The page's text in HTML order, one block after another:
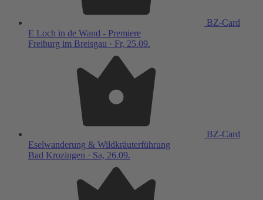
BZ-Card
E Loch in de Wand - Premiere
Freiburg im Breisgau · Fr, 25.09.
BZ-Card
Eselwanderung & Wildkräuterführung
Bad Krozingen · Sa, 26.09.